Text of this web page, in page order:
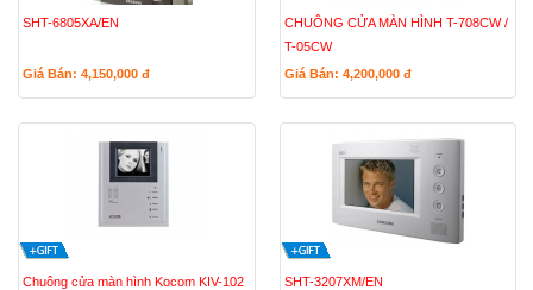
SHT-6805XA/EN
Giá Bán: 4,150,000 đ
CHUÔNG CỬA MÀN HÌNH T-708CW /
T-05CW
Giá Bán: 4,200,000 đ
Chuông cửa màn hình Kocom KIV-102 SHT-3207XM/EN